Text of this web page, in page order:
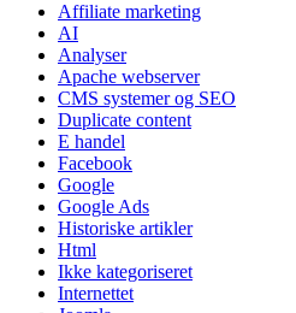
Affiliate marketing
AI
Analyser
Apache webserver
CMS systemer og SEO
Duplicate content
E handel
Facebook
Google
Google Ads
Historiske artikler
Html
Ikke kategoriseret
Internettet